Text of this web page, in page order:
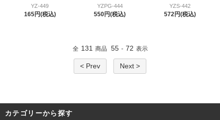
YZ-449
165円(税込)
YZPG-444
550円(税込)
YZS-442
572円(税込)
全 131 商品 55 - 72 表示
< Prev Next >
カテゴリーから探す